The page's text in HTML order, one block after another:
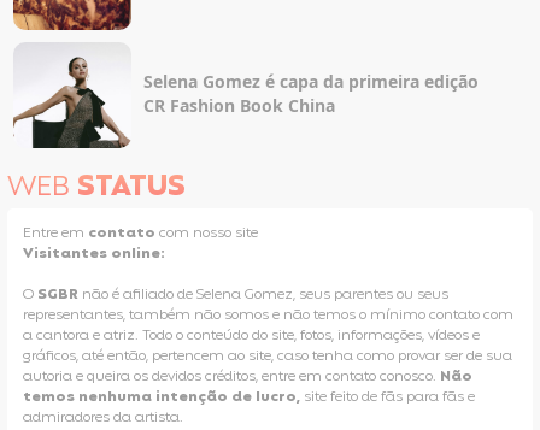
Selena Gomez é capa da primeira edição
CR Fashion Book China
WEB STATUS
Entre em contato com nosso site
Visitantes online:
O SGBR não é afiliado de Selena Gomez, seus parentes ou seus
representantes, também não somos e não temos o mínimo contato com
a cantora e atriz. Todo o conteúdo do site, fotos, informações, vídeos e
gráficos, até então, pertencem ao site, caso tenha como provar ser de sua
autoria e queira os devidos créditos, entre em contato conosco. Não
temos nenhuma intenção de lucro, site feito de fãs para fãs e
admiradores da artista.